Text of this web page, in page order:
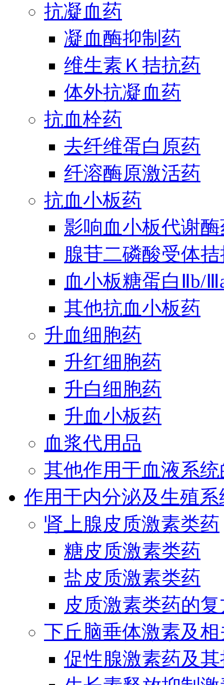
抗凝血药
凝血酶抑制药
维生素Ｋ拮抗药
体外抗凝血药
抗血栓药
去纤维蛋白原药
纤溶酶原激活药
抗血小板药
影响血小板代谢
腺苷二磷酸受体
血小板糖蛋白Ⅱb/
其他抗血小板药
升血细胞药
升红细胞药
升白细胞药
升血小板药
血浆代用品
其他作用于血液系
作用于内分泌及生殖
肾上腺皮质激素类药
糖皮质激素类药
盐皮质激素类药
皮质激素类药的
下丘脑垂体激素及
促性腺激素药及